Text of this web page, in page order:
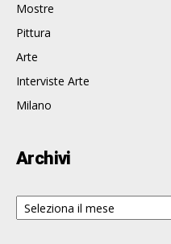
Mostre
Pittura
Arte
Interviste Arte
Milano
Archivi
Archivi